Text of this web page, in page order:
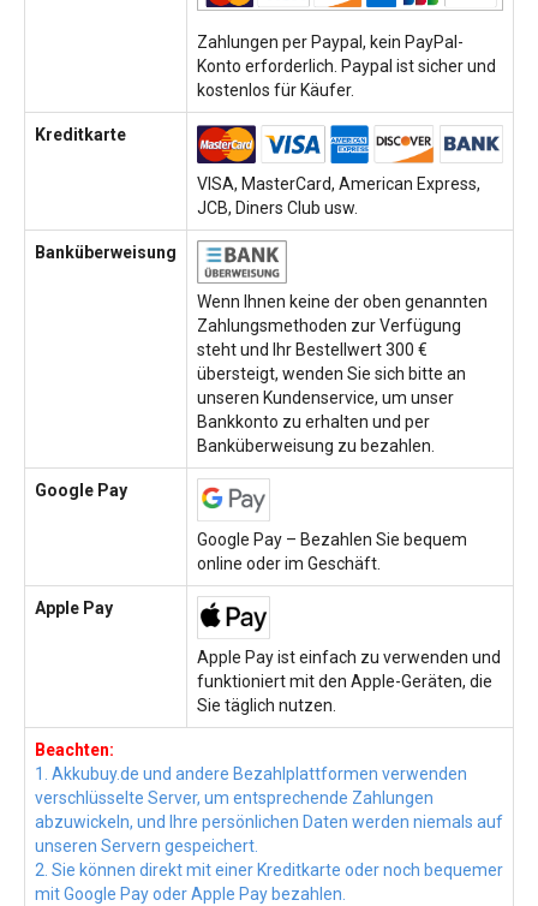
Zahlungen per Paypal, kein PayPal-
Konto erforderlich. Paypal ist sicher und
kostenlos für Käufer.
Kreditkarte
VISA, MasterCard, American Express,
JCB, Diners Club usw.
Banküberweisung
Wenn Ihnen keine der oben genannten
Zahlungsmethoden zur Verfügung
steht und Ihr Bestellwert 300 €
übersteigt, wenden Sie sich bitte an
unseren Kundenservice, um unser
Bankkonto zu erhalten und per
Banküberweisung zu bezahlen.
Google Pay
Google Pay – Bezahlen Sie bequem
online oder im Geschäft.
Apple Pay
Apple Pay ist einfach zu verwenden und
funktioniert mit den Apple-Geräten, die
Sie täglich nutzen.
Beachten:
1. Akkubuy.de und andere Bezahlplattformen verwenden
verschlüsselte Server, um entsprechende Zahlungen
abzuwickeln, und Ihre persönlichen Daten werden niemals auf
unseren Servern gespeichert.
2. Sie können direkt mit einer Kreditkarte oder noch bequemer
mit Google Pay oder Apple Pay bezahlen.